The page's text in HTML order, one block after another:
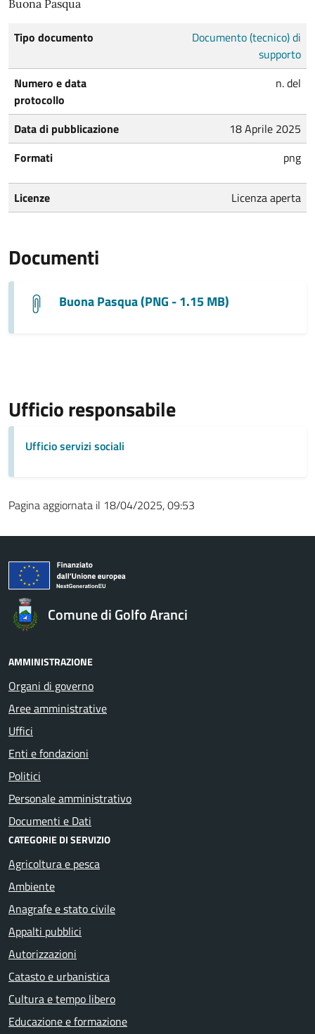
Buona Pasqua
Tipo documento
Documento (tecnico) di
supporto
Numero e data
protocollo
n. del
Data di pubblicazione
18 Aprile 2025
Formati
png
Licenze Licenza aperta
Documenti
Buona Pasqua (PNG - 1.15 MB)
Ufficio responsabile
Ufficio servizi sociali
Pagina aggiornata il 18/04/2025, 09:53
Comune di Golfo Aranci
AMMINISTRAZIONE
Organi di governo
Aree amministrative
Uffici
Enti e fondazioni
Politici
Personale amministrativo
Documenti e Dati
CATEGORIE DI SERVIZIO
Agricoltura e pesca
Ambiente
Anagrafe e stato civile
Appalti pubblici
Autorizzazioni
Catasto e urbanistica
Cultura e tempo libero
Educazione e formazione